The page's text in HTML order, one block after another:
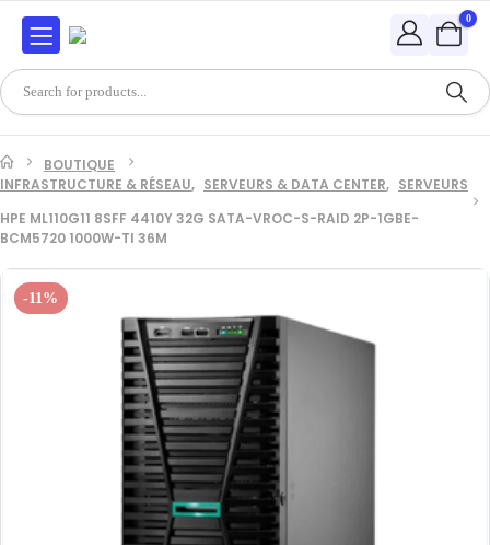
0
BOUTIQUE
INFRASTRUCTURE & RÉSEAU, SERVEURS & DATA CENTER, SERVEURS
HPE ML110G11 8SFF 4410Y 32G SATA-VROC-S-RAID 2P-1GBE-
BCM5720 1000W-TI 36M
-11%